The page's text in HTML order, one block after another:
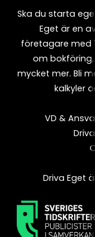
Ska du starta
Eget är en
företagare med
om
mycket mer. Bli
kalkyler
VD &
Driva Eget